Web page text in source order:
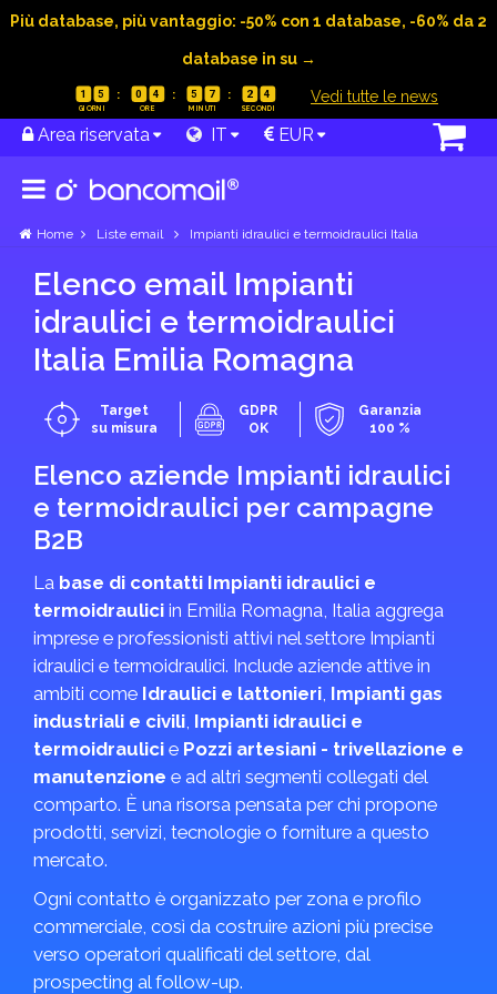
Più database, più vantaggio: -50% con 1 database, -60% da 2
database in su →
1 5 0 4 5 7 2 3 Vedi tutte le news
Area riservata IT EUR
Home Liste email Impianti idraulici e termoidraulici Italia
Elenco email Impianti
idraulici e termoidraulici
Italia Emilia Romagna
Target
su misura
GDPR
OK
Garanzia
100 %
Elenco aziende Impianti idraulici
e termoidraulici per campagne
B2B
La base di contatti Impianti idraulici e
termoidraulici in Emilia Romagna, Italia aggrega
imprese e professionisti attivi nel settore Impianti
idraulici e termoidraulici. Include aziende attive in
ambiti come Idraulici e lattonieri, Impianti gas
industriali e civili, Impianti idraulici e
termoidraulici e Pozzi artesiani - trivellazione e
manutenzione e ad altri segmenti collegati del
comparto. È una risorsa pensata per chi propone
prodotti, servizi, tecnologie o forniture a questo
mercato.
Ogni contatto è organizzato per zona e profilo
commerciale, così da costruire azioni più precise
verso operatori qualificati del settore, dal
prospecting al follow-up.